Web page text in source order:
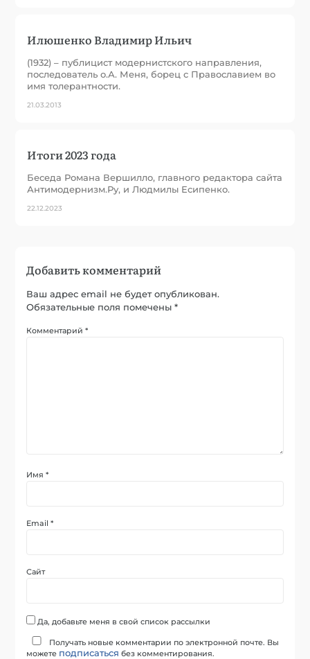
Илюшенко Владимир Ильич
(1932) – публицист модернистского направления,
последователь о.А. Меня, борец с Православием во
имя толерантности.
21.03.2013
Итоги 2023 года
Беседа Романа Вершилло, главного редактора сайта
Антимодернизм.Ру, и Людмилы Есипенко.
22.12.2023
Добавить комментарий
Ваш адрес email не будет опубликован.
Обязательные поля помечены*
Комментарий*
Имя*
Email*
Сайт
Да, добавьте меня в свой список рассылки
Получать новые комментарии по электронной почте. Вы
можете подписаться без комментирования.